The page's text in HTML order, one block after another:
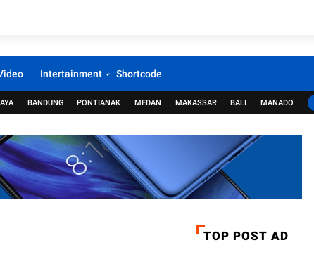
Intertainment Shortcode
BANDUNG PONTIANAK MEDAN MAKASSAR BALI MANADO
TOP POST AD